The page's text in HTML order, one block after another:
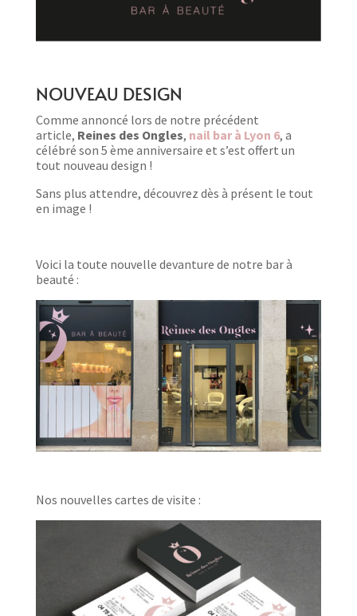
NOUVEAU DESIGN
Comme annoncé lors de notre précédent
article, Reines des Ongles, nail bar à Lyon 6, a
célébré son 5 ème anniversaire et s’est offert un
tout nouveau design !
Sans plus attendre, découvrez dès à présent le tout
en image !
Voici la toute nouvelle devanture de notre bar à
beauté :
Nos nouvelles cartes de visite :